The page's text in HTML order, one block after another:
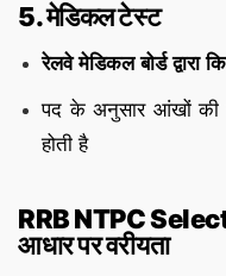
5. मेडिकल टेस्ट
रेलवे मेडिकल बोर्ड द्वारा
पद के अनुसार आंखों की
होती है
RRB NTPC
आधार पर वरीयता